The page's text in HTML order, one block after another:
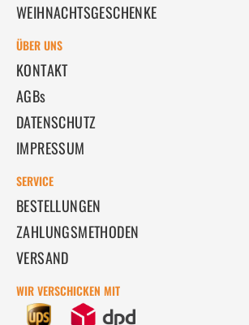
WEIHNACHTSGESCHENKE
ÜBER UNS
KONTAKT
AGBs
DATENSCHUTZ
IMPRESSUM
SERVICE
BESTELLUNGEN
ZAHLUNGSMETHODEN
VERSAND
WIR VERSCHICKEN MIT